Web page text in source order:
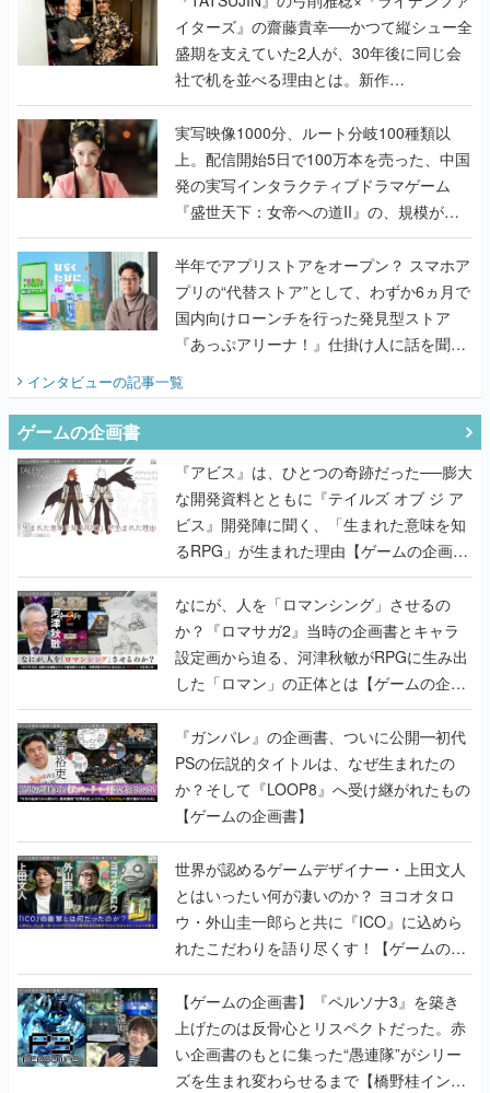
イターズ』の齋藤貴幸──かつて縦シュー全
盛期を支えていた2人が、30年後に同じ会
社で机を並べる理由とは。新作
『TATSUJIN EXTREME』で初タッグを組
んだレジェンド2人に訊く開発秘話
実写映像1000分、ルート分岐100種類以
上。配信開始5日で100万本を売った、中国
発の実写インタラクティブドラマゲーム
『盛世天下：女帝への道II』の、規模が違
うこだわりをプロデューサーに聞いた
半年でアプリストアをオープン？ スマホア
プリの“代替ストア”として、わずか6ヵ月で
国内向けローンチを行った発見型ストア
『あっぷアリーナ！』仕掛け人に話を聞い
てみた
インタビューの記事一覧
ゲームの企画書
『アビス』は、ひとつの奇跡だった──膨大
な開発資料とともに『テイルズ オブ ジ ア
ビス』開発陣に聞く、「生まれた意味を知
るRPG」が生まれた理由【ゲームの企画
書】
なにが、人を「ロマンシング」させるの
か？『ロマサガ2』当時の企画書とキャラ
設定画から迫る、河津秋敏がRPGに生み出
した「ロマン」の正体とは【ゲームの企画
書】
『ガンパレ』の企画書、ついに公開━初代
PSの伝説的タイトルは、なぜ生まれたの
か？そして『LOOP8』へ受け継がれたもの
【ゲームの企画書】
世界が認めるゲームデザイナー・上田文人
とはいったい何が凄いのか？ ヨコオタロ
ウ・外山圭一郎らと共に『ICO』に込めら
れたこだわりを語り尽くす！【ゲームの企
画書】
【ゲームの企画書】『ペルソナ3』を築き
上げたのは反骨心とリスペクトだった。赤
い企画書のもとに集った“愚連隊”がシリー
ズを生まれ変わらせるまで【橋野桂インタ